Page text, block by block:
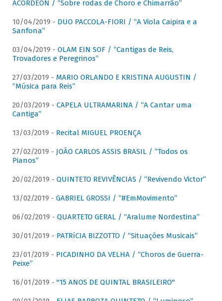
ACORDEON / “Sobre rodas de Choro e Chimarrão”
10/04/2019 - DUO PACCOLA-FIORI / “A Viola Caipira e a
Sanfona”
03/04/2019 - OLAM EIN SOF / “Cantigas de Reis,
Trovadores e Peregrinos”
27/03/2019 - MARIO ORLANDO E KRISTINA AUGUSTIN /
“Música para Reis”
20/03/2019 - CAPELA ULTRAMARINA / “A Cantar uma
Cantiga”
13/03/2019 - Recital MIGUEL PROENÇA
27/02/2019 - JOÃO CARLOS ASSIS BRASIL / “Todos os
Pianos”
20/02/2019 - QUINTETO REVIVÊNCIAS / “Revivendo Victor”
13/02/2019 - GABRIEL GROSSI / “#EmMovimento”
06/02/2019 - QUARTETO GERAL / “Aralume Nordestina”
30/01/2019 - PATRíCIA BIZZOTTO / “Situações Musicais”
23/01/2019 - PICADINHO DA VELHA / “Choros de Guerra-
Peixe”
16/01/2019 - "15 ANOS DE QUINTAL BRASILEIRO"